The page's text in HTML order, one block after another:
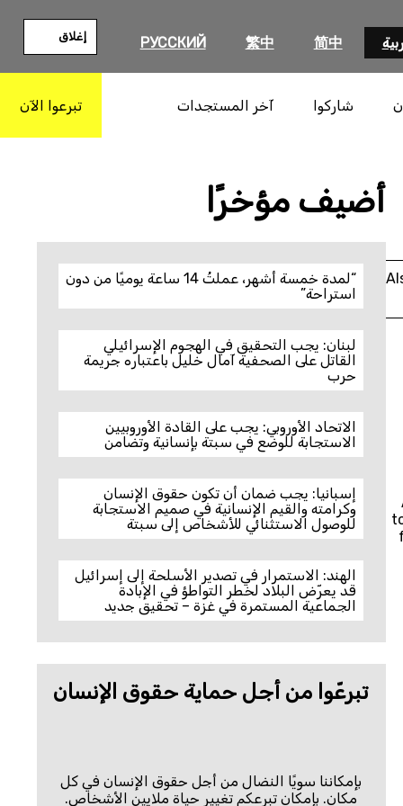
简中
繁中
РУССКИЙ إغلاق
شاركوا آخر المستجدات تبرعوا الآن
أضيف مؤخرًا
“لمدة خمسة أشهر، عملتُ 14 ساعة يوميًا من دون
استراحة”
لبنان: يجب التحقيق في الهجوم الإسرائيلي
القاتل على الصحفية آمال خليل باعتباره جريمة
حرب
الاتحاد الأوروبي: يجب على القادة الأوروبيين
الاستجابة للوضع في سبتة بإنسانية وتضامن
إسبانيا: يجب ضمان أن تكون حقوق الإنسان
وكرامته والقيم الإنسانية في صميم الاستجابة
للوصول الاستثنائي للأشخاص إلى سبتة
الهند: الاستمرار في تصدير الأسلحة إلى إسرائيل
قد يعرّض البلاد لخطر التواطؤ في الإبادة
الجماعية المستمرة في غزة – تحقيق جديد
تبرعّوا من أجل حماية حقوق الإنسان
بإمكاننا سويًا النضال من أجل حقوق الإنسان في كل
مكان. بإمكان تبرعكم تغيير حياة ملايين الأشخاص.